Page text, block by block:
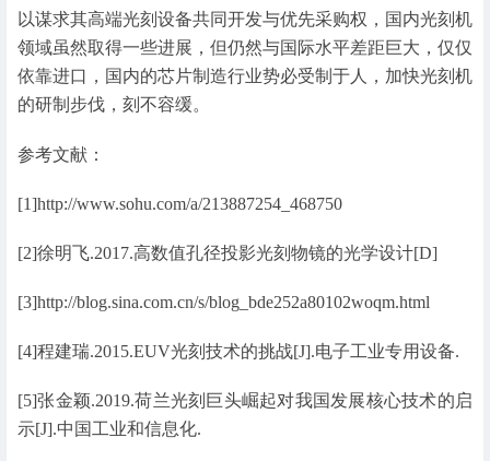
以谋求其高端光刻设备共同开发与优先采购权，国内光刻机
领域虽然取得一些进展，但仍然与国际水平差距巨大，仅仅
依靠进口，国内的芯片制造行业势必受制于人，加快光刻机
的研制步伐，刻不容缓。
参考文献：
[1]http://www.sohu.com/a/213887254_468750
[2]徐明飞.2017.高数值孔径投影光刻物镜的光学设计[D]
[3]http://blog.sina.com.cn/s/blog_bde252a80102woqm.html
[4]程建瑞.2015.EUV光刻技术的挑战[J].电子工业专用设备.
[5]张金颖.2019.荷兰光刻巨头崛起对我国发展核心技术的启
示[J].中国工业和信息化.